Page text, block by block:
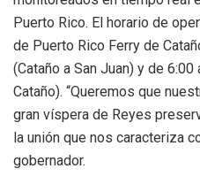
Puerto Rico. El horario de
de Puerto Rico Ferry de
(Cataño a San Juan) y de 6:00
Cataño). “Queremos que
gran víspera de Reyes
la unión que nos caracteriza
gobernador.